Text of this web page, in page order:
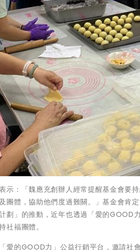
示：「魏應充創辦人經常提醒基金會要
團體，協助他們度過難關。」基金會肯
劃」的推動，近年也透過「愛的
社福團體。
愛的GOOD力」公益行銷平台，邀請社